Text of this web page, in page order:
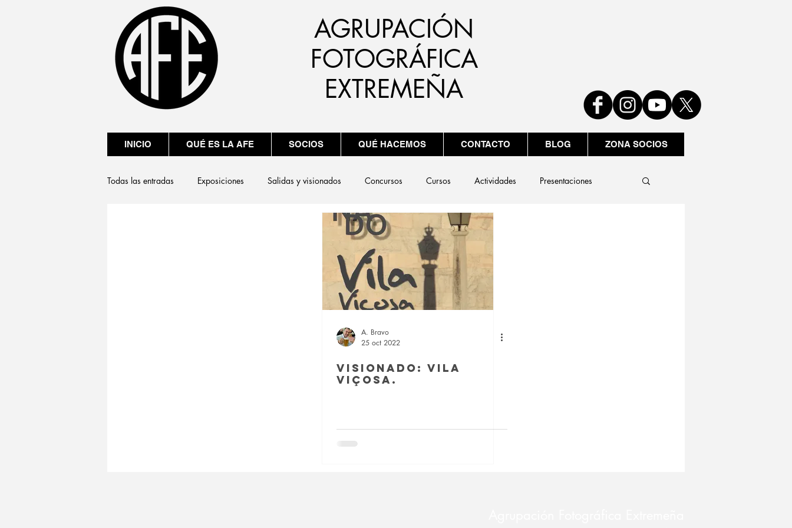
AGRUPACIÓN
FOTOGRÁFICA
EXTREMEÑA
Todas las entradas Exposiciones Salidas y visionados Concursos Cursos Actividades Presentaciones
A. Bravo
25 oct 2022
Visionado: Vila
Viçosa.
INICIO QUÉ ES LA AFE SOCIOS QUÉ HACEMOS CONTACTO BLOG ZONA SOCIOS